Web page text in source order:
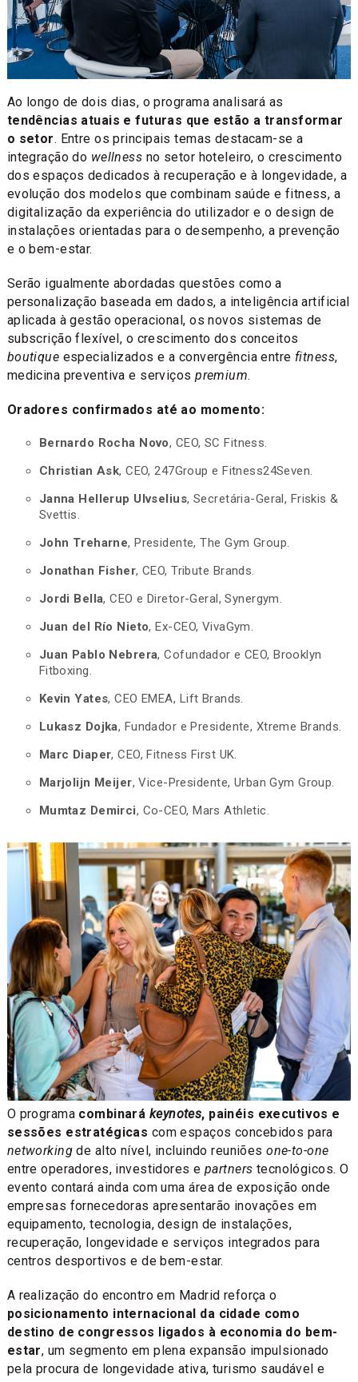
Ao longo de dois dias, o programa analisará as
tendências atuais e futuras que estão a transformar
o setor. Entre os principais temas destacam-se a
integração do wellness no setor hoteleiro, o crescimento
dos espaços dedicados à recuperação e à longevidade, a
evolução dos modelos que combinam saúde e fitness, a
digitalização da experiência do utilizador e o design de
instalações orientadas para o desempenho, a prevenção
e o bem-estar.
Serão igualmente abordadas questões como a
personalização baseada em dados, a inteligência artificial
aplicada à gestão operacional, os novos sistemas de
subscrição flexível, o crescimento dos conceitos
boutique especializados e a convergência entre fitness,
medicina preventiva e serviçospremium.
Oradores confirmados até ao momento:
Bernardo Rocha Novo, CEO, SC Fitness.
Christian Ask, CEO, 247Group e Fitness24Seven.
Janna Hellerup Ulvselius, Secretária-Geral, Friskis &
Svettis.
John Treharne, Presidente, The Gym Group.
Jonathan Fisher, CEO, Tribute Brands.
Jordi Bella, CEO e Diretor-Geral, Synergym.
Juan del Río Nieto, Ex-CEO, VivaGym.
Juan Pablo Nebrera, Cofundador e CEO, Brooklyn
Fitboxing.
Kevin Yates, CEO EMEA, Lift Brands.
Lukasz Dojka, Fundador e Presidente, Xtreme Brands.
Marc Diaper, CEO, Fitness First UK.
Marjolijn Meijer, Vice-Presidente, Urban Gym Group.
Mumtaz Demirci, Co-CEO, Mars Athletic.
O programa combinará keynotes, painéis executivos e
sessões estratégicas com espaços concebidos para
networking de alto nível, incluindo reuniõesone-to-one
entre operadores, investidores e partners tecnológicos. O
evento contará ainda com uma área de exposição onde
empresas fornecedoras apresentarão inovações em
equipamento, tecnologia, design de instalações,
recuperação, longevidade e serviços integrados para
centros desportivos e de bem-estar.
A realização do encontro em Madrid reforça o
posicionamento internacional da cidade como
destino de congressos ligados à economia do bem-
estar, um segmento em plena expansão impulsionado
pela procura de longevidade ativa, turismo saudável e